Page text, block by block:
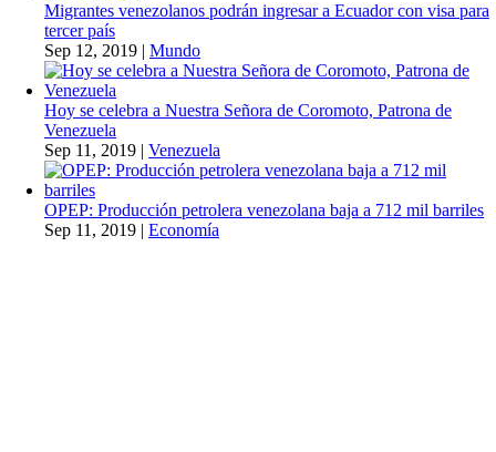
Migrantes venezolanos podrán ingresar a Ecuador con visa para
tercer país
Sep 12, 2019 | Mundo
Hoy se celebra a Nuestra Señora de Coromoto, Patrona de
Venezuela
Sep 11, 2019 | Venezuela
OPEP: Producción petrolera venezolana baja a 712 mil barriles
Sep 11, 2019 | Economía